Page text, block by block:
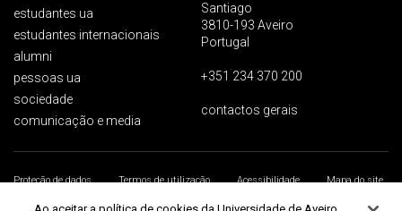
estudantes ua
estudantes internacionais
alumni
pessoas ua
sociedade
comunicação e media
Santiago
3810-193 Aveiro
Portugal
+351 234 370 200
contactos gerais
Proteção de dados Termos de utilização Acessibilidade
Mapa do site
Universidade de Aveiro 2026